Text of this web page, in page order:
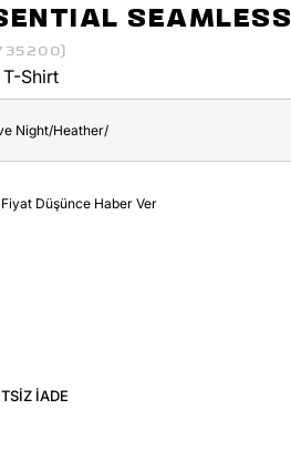
SEAMLESS
Shirt
Night/Heather/
Fiyat Düşünce Haber Ver
IADE